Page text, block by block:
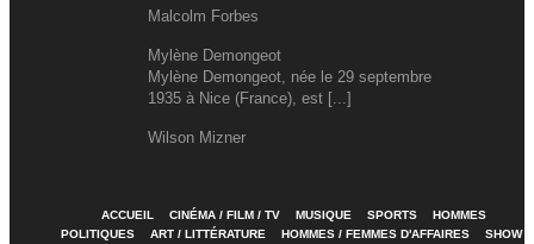
Malcolm Forbes
Mylène Demongeot
Mylène Demongeot, née le 29 septembre
1935 à Nice (France), est [...]
Wilson Mizner
ACCUEIL CINÉMA / FILM / TV MUSIQUE SPORTS
HOMMES
POLITIQUES
ART / LITTÉRATURE HOMMES / FEMMES D'AFFAIRES SHOW